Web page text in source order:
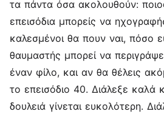
τα πάντα όσα ακολουθούν:
επεισόδια μπορείς να
καλεσμένοι θα πουν ναι, πόσο
θαυμαστής μπορεί να
έναν φίλο, και αν θα θέλεις
το επεισόδιο 40. Διάλεξε καλά
δουλειά γίνεται ευκολότερη.